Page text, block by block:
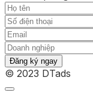
Đăng ký ngay
© 2023 DTads